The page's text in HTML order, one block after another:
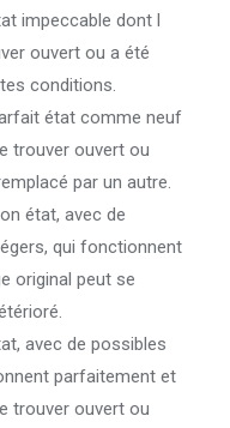
impeccable dont l
ouvert ou a été
conditions.
état comme neuf
trouver ouvert ou
par un autre.
état, avec de
qui fonctionnent
original peut se
avec de possibles
parfaitement et
trouver ouvert ou